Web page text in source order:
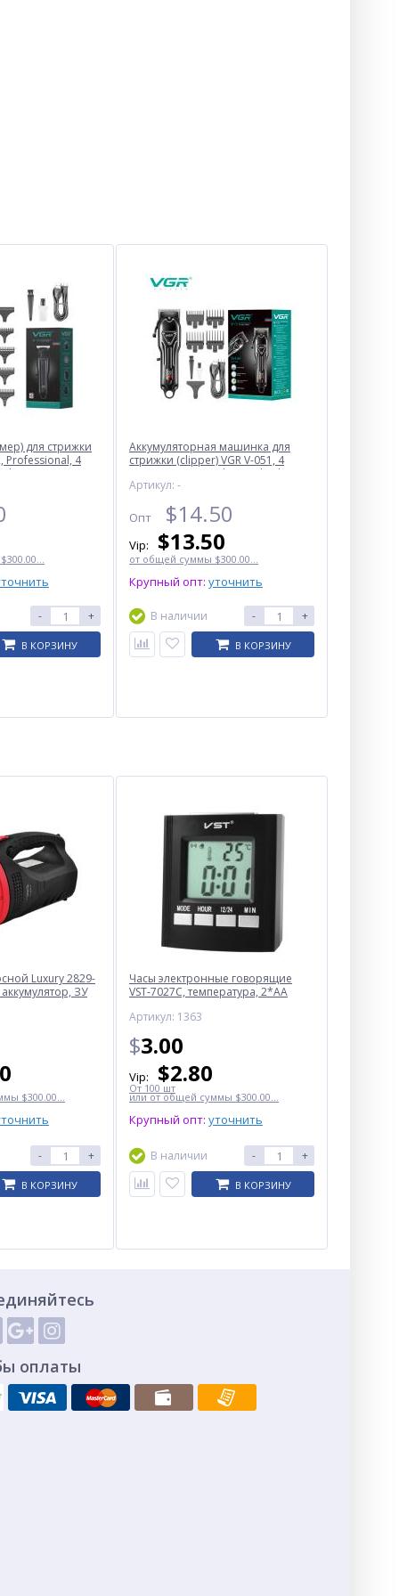
для стрижки
Professional, 4
- +
В КОРЗИНУ
Аккумуляторная машинка для
стрижки (clipper) VGR V-051, 4
насадки, 2500 mAh, LED display
Артикул: -
Опт $14.50
Vip: $13.50
от общей суммы $300.00...
Крупный опт: уточнить
В наличии - +
В КОРЗИНУ
Luxury 2829-
аккумулятор, ЗУ
$300.00...
- +
В КОРЗИНУ
Часы электронные говорящие
VST-7027С, температура, 2*AA
Артикул: 1363
$3.00
Vip: $2.80
От 100 шт
или от общей суммы $300.00...
Крупный опт: уточнить
В наличии - +
В КОРЗИНУ
оплаты